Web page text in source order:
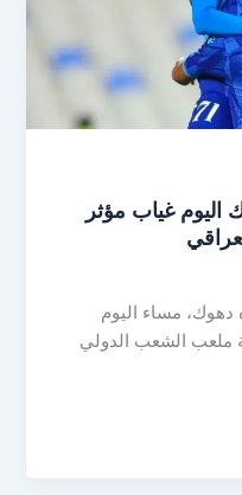
اليوم غياب مؤثر
دهوك، مساء اليوم
على أرضية ملعب الشعب الدولي